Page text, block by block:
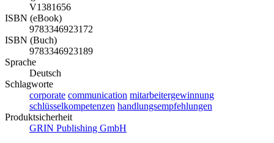
V1381656
ISBN (eBook)
9783346923172
ISBN (Buch)
9783346923189
Sprache
Deutsch
Schlagworte
corporate communication mitarbeitergewinnung
schlüsselkompetenzen handlungsempfehlungen
Produktsicherheit
GRIN Publishing GmbH